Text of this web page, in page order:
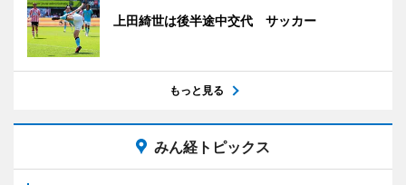
上田綺世は後半途中交代 サッカー
もっと見る
みん経トピックス